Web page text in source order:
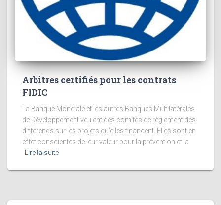
Arbitres certifiés pour les contrats
FIDIC
La Banque Mondiale et les autres Banques Multilatérales
de Développement veulent des comités de règlement des
différends sur les projets qu’elles financent. Elles sont en
effet conscientes de leur valeur pour la prévention et la
Lire la suite